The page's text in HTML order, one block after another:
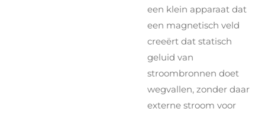
een klein apparaat dat
een magnetisch veld
creeërt dat statisch
geluid van
stroombronnen doet
wegvallen, zonder daar
externe stroom voor